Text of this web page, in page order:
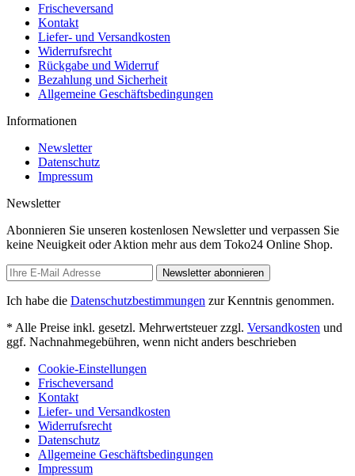
Frischeversand
Kontakt
Liefer- und Versandkosten
Widerrufsrecht
Rückgabe und Widerruf
Bezahlung und Sicherheit
Allgemeine Geschäftsbedingungen
Informationen
Newsletter
Datenschutz
Impressum
Newsletter
Abonnieren Sie unseren kostenlosen Newsletter und verpassen Sie
keine Neuigkeit oder Aktion mehr aus dem Toko24 Online Shop.
Newsletter abonnieren
Ich habe die Datenschutzbestimmungen zur Kenntnis genommen.
* Alle Preise inkl. gesetzl. Mehrwertsteuer zzgl. Versandkosten und
ggf. Nachnahmegebühren, wenn nicht anders beschrieben
Cookie-Einstellungen
Frischeversand
Kontakt
Liefer- und Versandkosten
Widerrufsrecht
Datenschutz
Allgemeine Geschäftsbedingungen
Impressum